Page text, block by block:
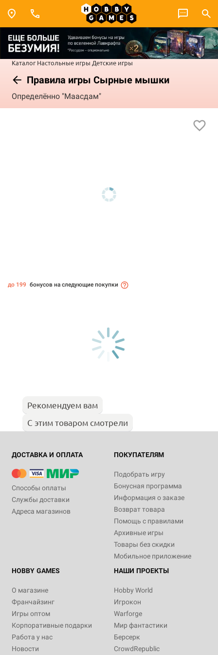
Каталог Настольные игры Детские игры
Правила игры Сырные мышки
Определённо "Маасдам"
до 199 бонусов на следующие покупки
Рекомендуем вам
С этим товаром смотрели
ДОСТАВКА И ОПЛАТА
Способы оплаты
Службы доставки
Адреса магазинов
ПОКУПАТЕЛЯМ
Подобрать игру
Бонусная программа
Информация о заказе
Возврат товара
Помощь с правилами
Архивные игры
Товары без скидки
Мобильное приложение
HOBBY GAMES
О магазине
Франчайзинг
Игры оптом
Корпоративные подарки
Работа у нас
Новости
НАШИ ПРОЕКТЫ
Hobby World
Игрокон
Warforge
Мир фантастики
Берсерк
CrowdRepublic